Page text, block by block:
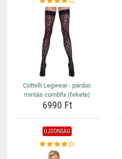
Cottelli Legwear - párduc
mintás combfix (fekete)
6990 Ft
ÚJDONSÁG